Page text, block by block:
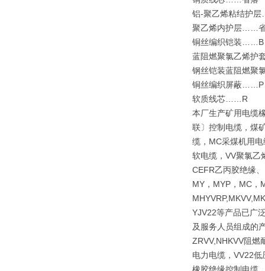
铝-聚乙烯粘结
聚乙烯内护层……
铜丝编织铠装……B
蓝阻燃聚氯乙烯
钢丝铠装蓝阻燃
铜丝编织屏蔽
软质线芯……R
本厂生产矿用电缆
联〕控制电缆，煤
缆，MC采煤机用
软电缆，VV聚氯乙
CEFR乙丙胶绝缘
MY，MYP，MC，
YJV22等产品已广
及服务人员组成的
ZRVV,NHKVV阻燃
电力电缆，VV22